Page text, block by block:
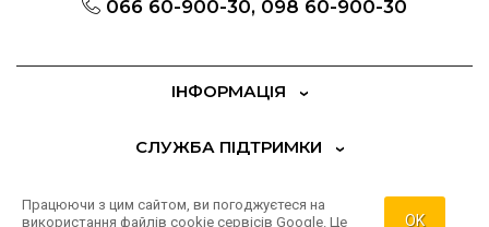
066 60-900-30, 098 60-900-30
ІНФОРМАЦІЯ
СЛУЖБА ПІДТРИМКИ
ДОДАТКОВО
Працюючи з цим сайтом, ви погоджуєтеся на
використання файлів cookie сервісів Google. Це
OK